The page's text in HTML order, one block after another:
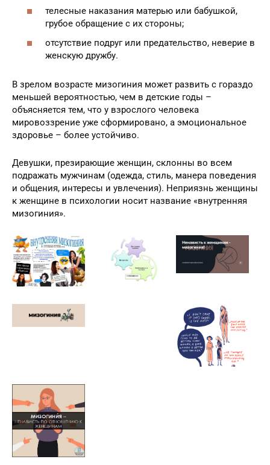
телесные наказания матерью или бабушкой,
грубое обращение с их стороны;
отсутствие подруг или предательство, неверие в
женскую дружбу.
В зрелом возрасте мизогиния может развить с гораздо
меньшей вероятностью, чем в детские годы –
объясняется тем, что у взрослого человека
мировоззрение уже сформировано, а эмоциональное
здоровье – более устойчиво.
Девушки, презирающие женщин, склонны во всем
подражать мужчинам (одежда, стиль, манера поведения
и общения, интересы и увлечения). Неприязнь женщины
к женщине в психологии носит название «внутренняя
мизогиния».